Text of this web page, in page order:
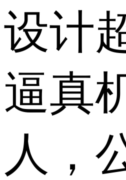
设计
逼真
人，